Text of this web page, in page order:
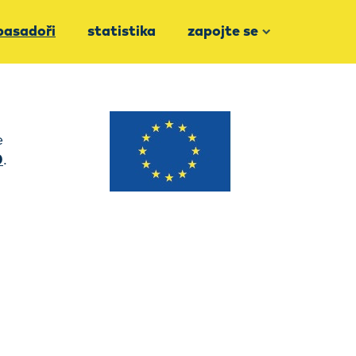
statistika zapojte se
.